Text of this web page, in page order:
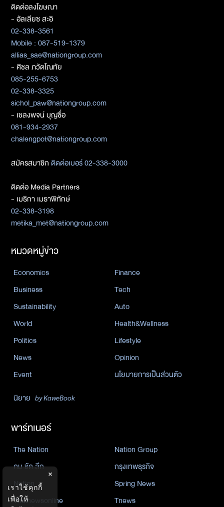
ติดต่อลงโฆษณา
- อัลเลียซ สะอิ
02-338-3561
Mobile : 087-519-1379
allias_sae@nationgroup.com
- ศิชล ภวัตโณทัย
085-255-6753
02-338-3325
sichol_paw@nationgroup.com
- เชลงพจน์ บุญซื่อ
081-934-2937
chalengpot@nationgroup.com
สมัครสมาชิกติดต่อเบอร์ 02-338-3000
ติดต่อ Media Partners
- เมธิกา เมธาพิทักษ์
02-338-3198
metika_met@nationgroup.com
หมวดหมู่ข่าว
Economics
Finance
Business
Tech
Sustainability
Auto
World
Health&Wellness
Politics
Lifestyle
News
Opinion
Event
นโยบายการเป็นส่วนตัว
นิยาย by KaweBook
พาร์ทเนอร์
The Nation
Nation Group
คม ชัด ลึก
กรุงเทพธุรกิจ
Nation
Spring News
Thainewsonline
Tnews
×
เราใช้คุกกี้
เพื่อให้